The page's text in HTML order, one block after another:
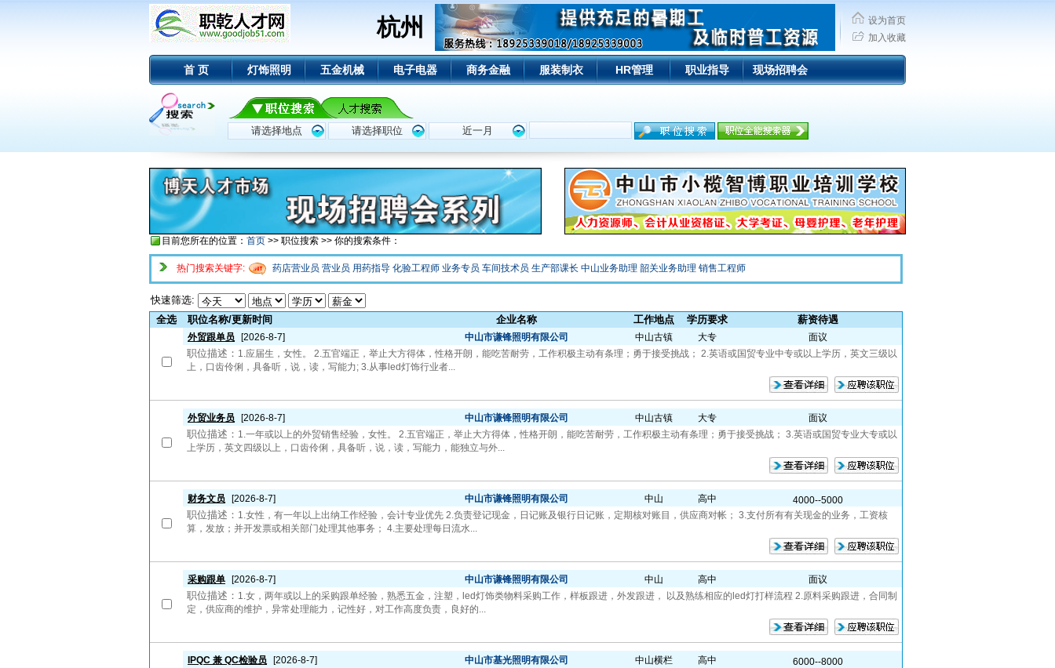
杭州
设为首页
加入收藏
首 页 灯饰照明 五金机械 电子电器 商务金融 服装制衣 HR管理 职业指导 现场招聘会
目前您所在的位置： 首页 >> 职位搜索 >> 你的搜索条件：
热门搜索关键字: 药店营业员 营业员 用药指导 化验工程师 业务专员 车间技术员 生产部课长 中山业务助理 韶关业务助理 销售工程师
快速筛选:
全选
职位名称/更新时间 企业名称 工作地点 学历要求 薪资待遇
外贸跟单员 [2026-8-7] 中山市谦锋照明有限公司 中山古镇 大专 面议
职位描述： 1.应届生，女性。 2.五官端正，举止大方得体，性格开朗，能吃苦耐劳，工作积极主动有条理；勇于接受挑战； 2.英语或国贸专业中专或以上学历，英文三级以
上，口齿伶俐，具备听，说，读，写能力; 3.从事led灯饰行业者...
外贸业务员 [2026-8-7] 中山市谦锋照明有限公司 中山古镇 大专 面议
职位描述： 1.一年或以上的外贸销售经验，女性。 2.五官端正，举止大方得体，性格开朗，能吃苦耐劳，工作积极主动有条理；勇于接受挑战； 3.英语或国贸专业大专或以
上学历，英文四级以上，口齿伶俐，具备听，说，读，写能力，能独立与外...
财务文员 [2026-8-7] 中山市谦锋照明有限公司 中山 高中 4000--5000
职位描述： 1.女性，有一年以上出纳工作经验，会计专业优先 2.负责登记现金，日记账及银行日记账，定期核对账目，供应商对帐； 3.支付所有有关现金的业务，工资核
算，发放；并开发票或相关部门处理其他事务； 4.主要处理每日流水...
采购跟单 [2026-8-7] 中山市谦锋照明有限公司 中山 高中 面议
职位描述： 1.女，两年或以上的采购跟单经验，熟悉五金，注塑，led灯饰类物料采购工作，样板跟进，外发跟进， 以及熟练相应的led灯打样流程 2.原料采购跟进，合同制
定，供应商的维护，异常处理能力，记性好，对工作高度负责，良好的...
IPQC 兼 QC检验员 [2026-8-7] 中山市基光照明有限公司 中山横栏 高中 6000--8000